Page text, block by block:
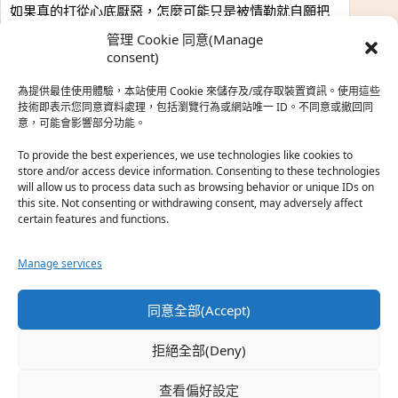
管理 Cookie 同意(Manage
consent)
為提供最佳使用體驗，本站使用 Cookie 來儲存及/或存取裝置資訊。使用這些
技術即表示您同意資料處理，包括瀏覽行為或網站唯一 ID。不同意或撤回同
意，可能會影響部分功能。
To provide the best experiences, we use technologies like cookies to
store and/or access device information. Consenting to these technologies
will allow us to process data such as browsing behavior or unique IDs on
this site. Not consenting or withdrawing consent, may adversely affect
certain features and functions.
Manage services
同意全部(Accept)
拒絕全部(Deny)
查看偏好設定
如果真的打從心底厭惡，怎麼可能只是被情勒就自願把
熱帶魚·2026-06-22
之前看到網路上有人說灰二自私情勒大家陪他圓夢，但
真…
於『強風吹拂』
珊·2026-06-18
第…
於『白領羽球部』